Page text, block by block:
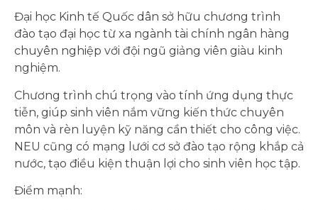
Đại học Kinh tế Quốc dân sở hữu chương trình
đào tạo đại học từ xa ngành tài chính ngân hàng
chuyên nghiệp với đội ngũ giảng viên giàu kinh
nghiệm.
Chương trình chú trọng vào tính ứng dụng thực
tiễn, giúp sinh viên nắm vững kiến thức chuyên
môn và rèn luyện kỹ năng cần thiết cho công việc.
NEU cũng có mạng lưới cơ sở đào tạo rộng khắp cả
nước, tạo điều kiện thuận lợi cho sinh viên học tập.
Điểm mạnh: